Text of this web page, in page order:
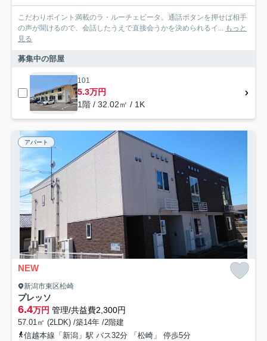
こだわりポイント満載のラ・ルーチェビータ。通話ボタンを押せば相手
の声が聞けるので、会話したうえで直接会うかを決められるイ... もっと
見る
募集中の部屋
101
5.3万円
1階 / 32.02㎡ / 1K
アパート
NEW
新潟市東区松崎
プレッソ
6.4万円 管理/共益費2,300円
57.01㎡ (2LDK) /築14年 /2階建
信越本線「新潟」駅 バス32分 「松崎」 停歩5分